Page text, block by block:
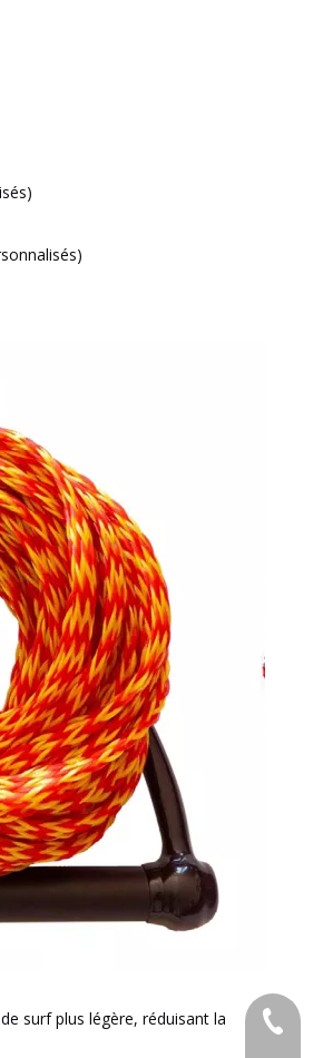
surf plus légère, réduisant la
+86-